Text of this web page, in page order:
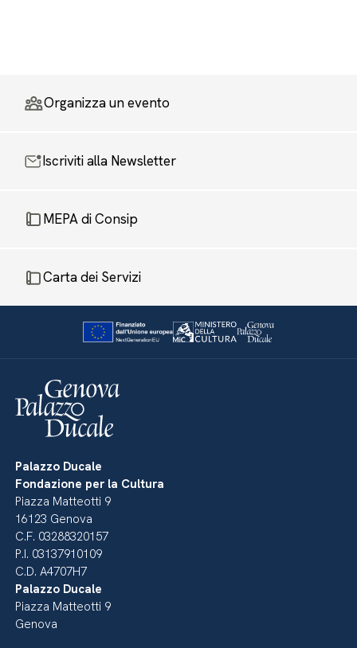
Organizza un evento
Iscriviti alla Newsletter
MEPA di Consip
Carta dei Servizi
Palazzo Ducale
Fondazione per la Cultura
Piazza Matteotti 9
16123 Genova
C.F. 03288320157
P.I. 03137910109
C.D. A4707H7
Palazzo Ducale
Piazza Matteotti 9
Genova